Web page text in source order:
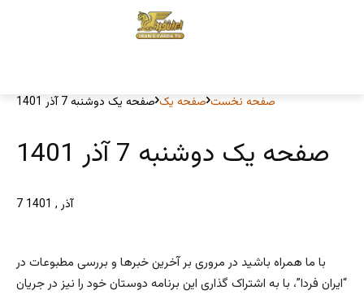
صفحه نخست صفحه یک صفحه یک دوشنبه 7 آذر 1401
صفحه یک دوشنبه 7 آذر 1401
7 آذر , 1401
با ما همراه باشید در مروری بر آخرین خبرها و بررسی مطبوعات در
“ایران فردا”، با به اشتراک گذاری این برنامه دوستان خود را نیز در جریان